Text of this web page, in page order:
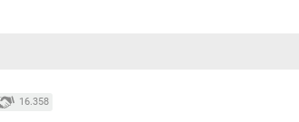
16.358